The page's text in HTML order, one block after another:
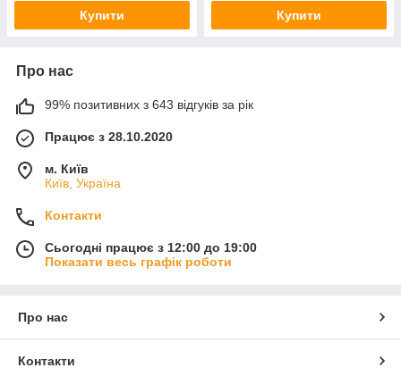
Купити Купити
Про нас
99% позитивних з 643 відгуків за рік
Працює з 28.10.2020
м. Київ
Київ, Україна
Контакти
Сьогодні працює з 12:00 до 19:00
Показати весь графік роботи
Про нас
Контакти